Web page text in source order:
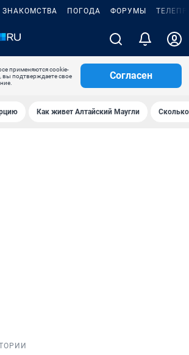
ЗНАКОМСТВА ПОГОДА ФОРУМЫ
применяются cookie-
вы подтверждаете свое
Согласен
Как живет Алтайский Маугли